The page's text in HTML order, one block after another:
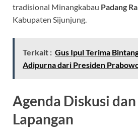
tradisional Minangkabau Padang
Kabupaten Sijunjung.
Terkait : Gus Ipul Terima
Adipurna dari Presiden
Agenda Diskusi
Lapangan